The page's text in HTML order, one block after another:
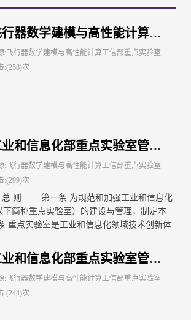
飞行器数学建模与高性能计算工信部重点实验室开放课题管理条例
:飞行器数学建模与高性能计算工信部重点实验室
:(258)次
工业和信息化部重点实验室管理暂行办法
:飞行器数学建模与高性能计算工信部重点实验室
:(299)次
第一条 为规范和加强工业和信息化
下简称重点实验室）的建设与管理，制定本
点实验室是工业和信息化领域技术创新体
工业和信息化部重点实验室管理暂行办法
:飞行器数学建模与高性能计算工信部重点实验室
:(244)次